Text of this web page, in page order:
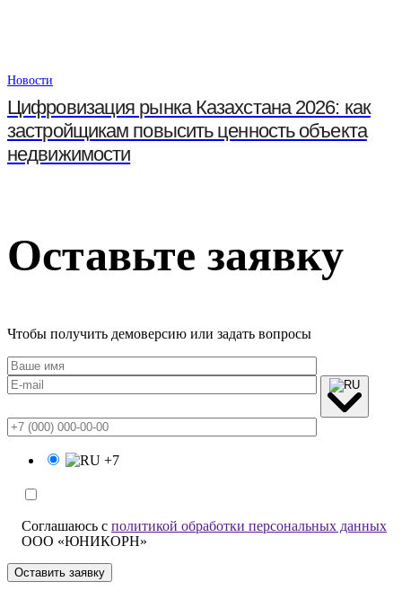
Новости
Цифровизация рынка Казахстана 2026: как
застройщикам повысить ценность объекта
недвижимости
Оставьте заявку
Чтобы получить демоверсию или задать вопросы
+7
Соглашаюсь с политикой обработки персональных данных
ООО «ЮНИКОРН»